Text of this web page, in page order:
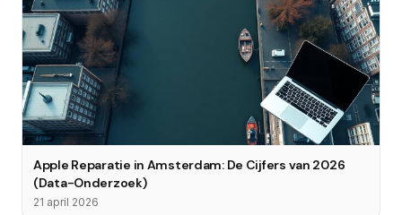
Apple Reparatie in Amsterdam: De Cijfers van 2026
(Data-Onderzoek)
21 april 2026